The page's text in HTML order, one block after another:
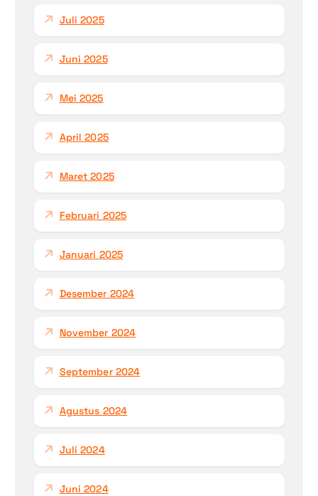
Juli 2025
Juni 2025
Mei 2025
April 2025
Maret 2025
Februari 2025
Januari 2025
Desember 2024
November 2024
September 2024
Agustus 2024
Juli 2024
Juni 2024